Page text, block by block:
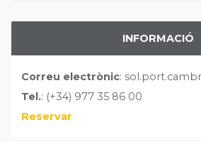
INFORMACIÓ
Correu electrònic:
Tel.: (+34) 977 35 86 00
Reservar